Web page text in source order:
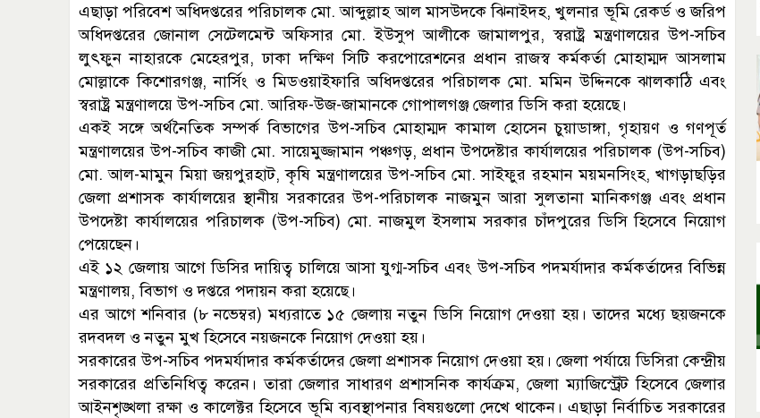
এছাড়া পরিবেশ অধিদপ্তরের পরিচালক মো. আব্দুল্লাহ আল মাসউদকে ঝিনাইদহ, খুলনার ভূমি রেকর্ড ও জরিপ
অধিদপ্তরের জোনাল সেটেলমেন্ট অফিসার মো. ইউসুপ আলীকে জামালপুর, স্বরাষ্ট্র মন্ত্রণালয়ের উপ-সচিব
লুৎফুন নাহারকে মেহেরপুর, ঢাকা দক্ষিণ সিটি করপোরেশনের প্রধান রাজস্ব কর্মকর্তা মোহাম্মদ আসলাম
মোল্লাকে কিশোরগঞ্জ, নার্সিং ও মিডওয়াইফারি অধিদপ্তরের পরিচালক মো. মমিন উদ্দিনকে ঝালকাঠি এবং
স্বরাষ্ট্র মন্ত্রণালয়ে উপ-সচিব মো. আরিফ-উজ-জামানকে গোপালগঞ্জ জেলার ডিসি করা হয়েছে।
একই সঙ্গে অর্থনৈতিক সম্পর্ক বিভাগের উপ-সচিব মোহাম্মদ কামাল হোসেন চুয়াডাঙ্গা, গৃহায়ণ ও গণপূর্ত
মন্ত্রণালয়ের উপ-সচিব কাজী মো. সায়েমুজ্জামান পঞ্চগড়, প্রধান উপদেষ্টার কার্যালয়ের পরিচালক (উপ-সচিব)
মো. আল-মামুন মিয়া জয়পুরহাট, কৃষি মন্ত্রণালয়ের উপ-সচিব মো. সাইফুর রহমান ময়মনসিংহ, খাগড়াছড়ির
জেলা প্রশাসক কার্যালয়ের স্থানীয় সরকারের উপ-পরিচালক নাজমুন আরা সুলতানা মানিকগঞ্জ এবং প্রধান
উপদেষ্টা কার্যালয়ের পরিচালক (উপ-সচিব) মো. নাজমুল ইসলাম সরকার চাঁদপুরের ডিসি হিসেবে নিয়োগ
পেয়েছেন।
এই ১২ জেলায় আগে ডিসির দায়িত্ব চালিয়ে আসা যুগ্ম-সচিব এবং উপ-সচিব পদমর্যাদার কর্মকর্তাদের বিভিন্ন
মন্ত্রণালয়, বিভাগ ও দপ্তরে পদায়ন করা হয়েছে।
এর আগে শনিবার (৮ নভেম্বর) মধ্যরাতে ১৫ জেলায় নতুন ডিসি নিয়োগ দেওয়া হয়। তাদের মধ্যে ছয়জনকে
রদবদল ও নতুন মুখ হিসেবে নয়জনকে নিয়োগ দেওয়া হয়।
সরকারের উপ-সচিব পদমর্যাদার কর্মকর্তাদের জেলা প্রশাসক নিয়োগ দেওয়া হয়। জেলা পর্যায়ে ডিসিরা কেন্দ্রীয়
সরকারের প্রতিনিধিত্ব করেন। তারা জেলার সাধারণ প্রশাসনিক কার্যক্রম, জেলা ম্যাজিস্ট্রেট হিসেবে জেলার
আইনশৃঙ্খলা রক্ষা ও কালেক্টর হিসেবে ভূমি ব্যবস্থাপনার বিষয়গুলো দেখে থাকেন। এছাড়া নির্বাচিত সরকারের